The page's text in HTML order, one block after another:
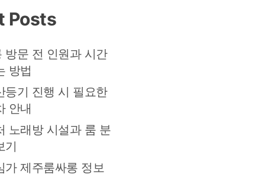
Posts
방문 전 인원과 시간
방법
등기 진행 시 필요한
안내
노래방 시설과 룸 분
기
가 제주룸싸롱 정보